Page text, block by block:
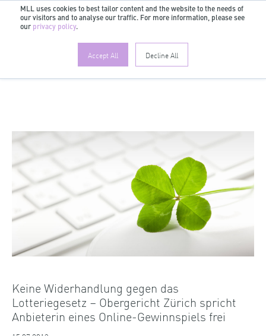
MLL uses cookies to best tailor content and the website to the needs of
our visitors and to analyse our traffic. For more information, please see
our privacy policy.
Accept All Decline All
DE
Keine Widerhandlung gegen das
Lotteriegesetz – Obergericht Zürich spricht
Anbieterin eines Online-Gewinnspiels frei